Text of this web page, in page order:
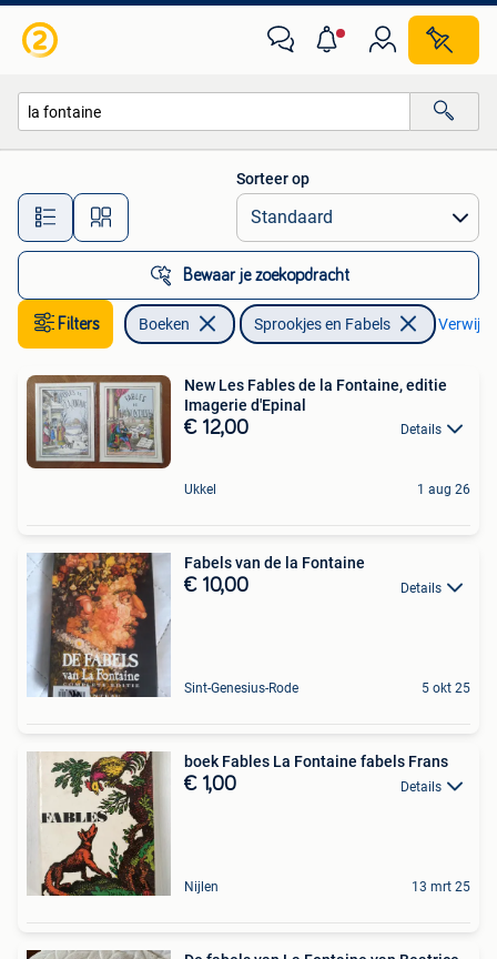
Alle afstanden…
Sorteer op
Bewaar je zoekopdracht
Filters Boeken Sprookjes en Fabels
New Les Fables de la Fontaine, editie
Imagerie d'Epinal
€ 12,00 Details
Ukkel 1 aug 26
Fabels van de la Fontaine
€ 10,00 Details
Sint-Genesius-Rode 5 okt 25
boek Fables La Fontaine fabels Frans
€ 1,00 Details
Nijlen 13 mrt 25